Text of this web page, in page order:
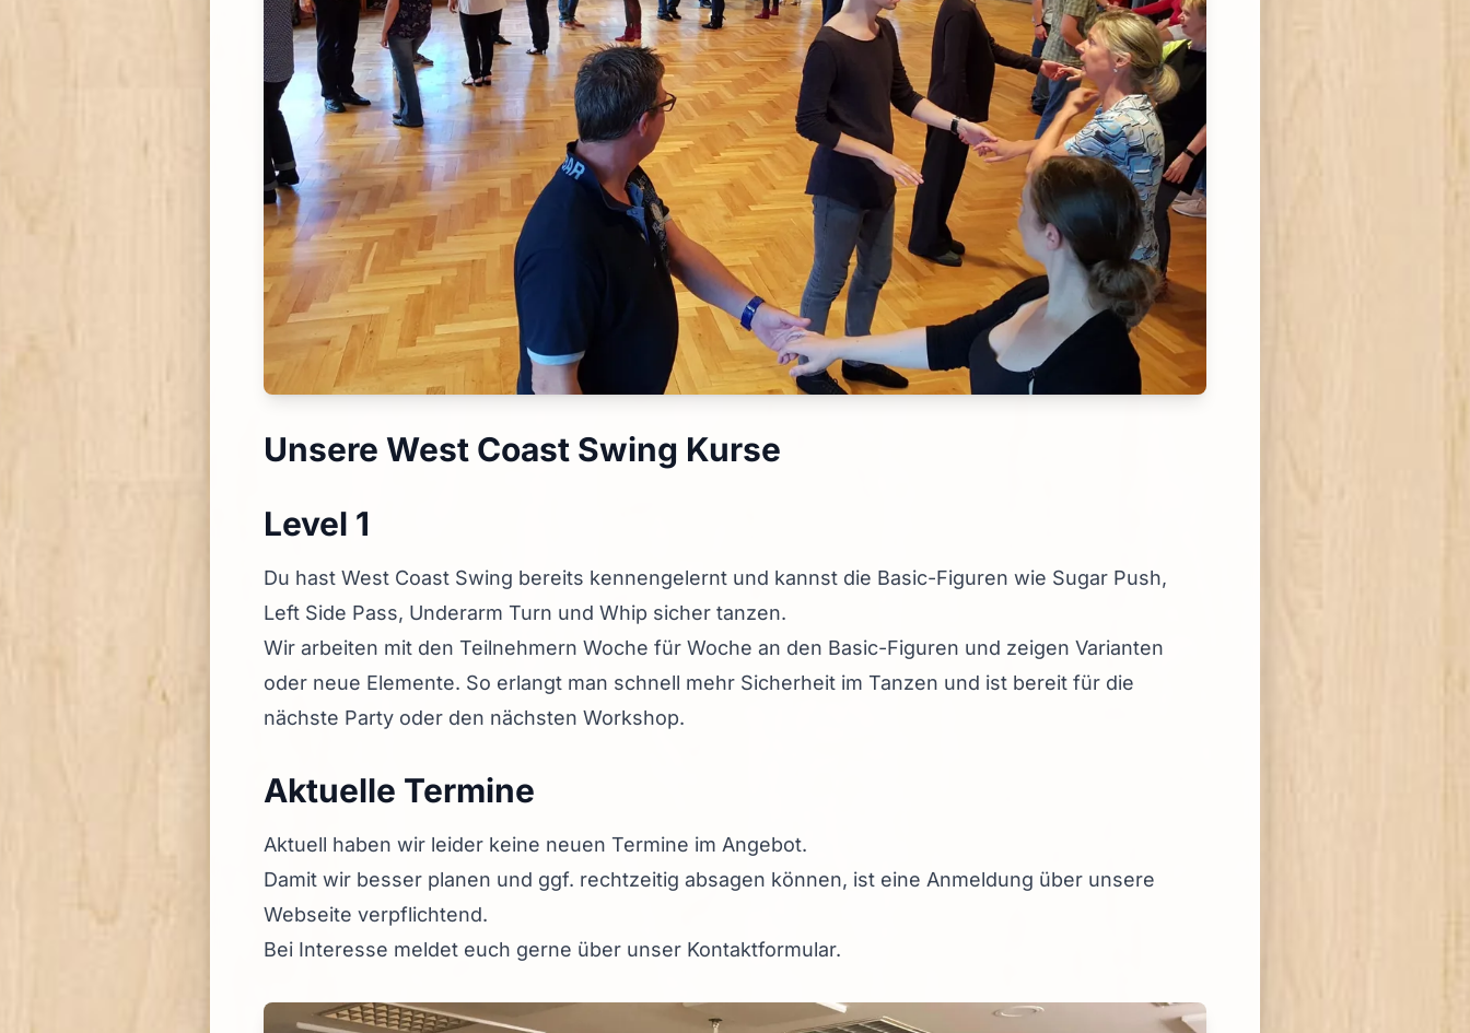
Unsere West Coast Swing Kurse
Level 1
Du hast West Coast Swing bereits kennengelernt und kannst die Basic-Figuren wie Sugar Push,
Left Side Pass, Underarm Turn und Whip sicher tanzen.
Wir arbeiten mit den Teilnehmern Woche für Woche an den Basic-Figuren und zeigen Varianten
oder neue Elemente. So erlangt man schnell mehr Sicherheit im Tanzen und ist bereit für die
nächste Party oder den nächsten Workshop.
Aktuelle Termine
Aktuell haben wir leider keine neuen Termine im Angebot.
Damit wir besser planen und ggf. rechtzeitig absagen können, ist eine Anmeldung über unsere
Webseite verpflichtend.
Bei Interesse meldet euch gerne über unser Kontaktformular.